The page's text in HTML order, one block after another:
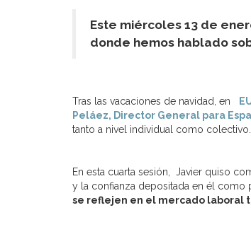
Este miércoles 13 de
donde hemos hablado
Tras las vacaciones de navidad, en
Peláez, Director General para
tanto a nivel individual como colectivo.
En esta cuarta sesión, Javier quiso
y la confianza depositada en él como
se reflejen en el mercado laboral